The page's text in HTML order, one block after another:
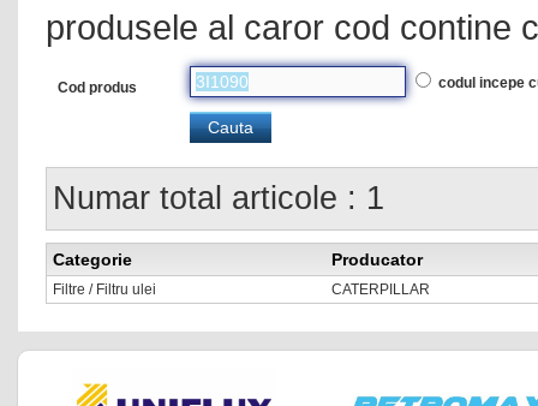
produsele al caror cod contine
Cod produs codul incepe
Numar total articole : 1
Categorie Producator
Filtre / Filtru ulei CATERPILLAR